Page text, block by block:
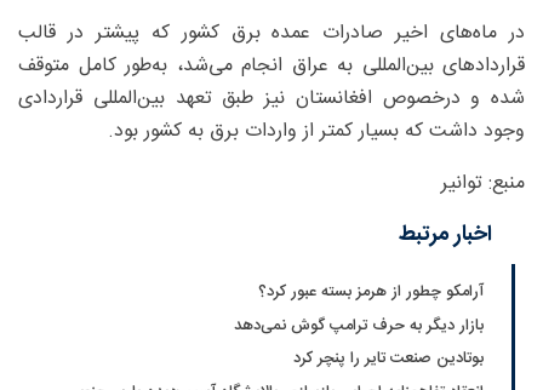
در ماه‌های اخیر صادرات عمده برق کشور که پیشتر در قالب
قراردادهای بین‌المللی به عراق انجام می‌شد، به‌طور کامل متوقف
شده و درخصوص افغانستان نیز طبق تعهد بین‌المللی قراردادی
وجود داشت که بسیار کمتر از واردات برق به کشور بود.
منبع: توانیر
اخبار مرتبط
آرامکو چطور از هرمز بسته عبور کرد؟
بازار دیگر به حرف ترامپ گوش نمی‌دهد
بوتادین صنعت تایر را پنچر کرد